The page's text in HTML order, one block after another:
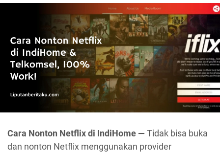
Cara Nonton Netflix di IndiHome — Tidak bisa buka
dan nonton Netflix menggunakan provider